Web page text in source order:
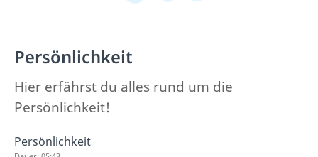
Persönlichkeit
Hier erfährst du alles rund um die
Persönlichkeit!
Persönlichkeit